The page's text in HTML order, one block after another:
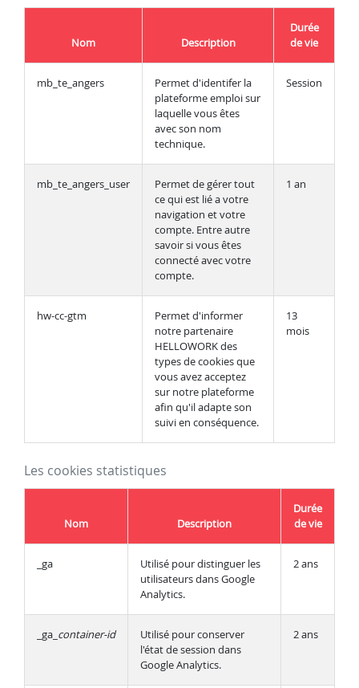
Nom Description
Durée
de vie
mb_te_angers
Permet d'identifer la
plateforme emploi sur
laquelle vous êtes
avec son nom
technique.
Session
mb_te_angers_user
Permet de gérer tout
ce qui est lié a votre
navigation et votre
compte. Entre autre
savoir si vous êtes
connecté avec votre
compte.
1 an
hw-cc-gtm
Permet d'informer
notre partenaire
HELLOWORK des
types de cookies que
vous avez acceptez
sur notre plateforme
afin qu'il adapte son
suivi en conséquence.
13
mois
Les cookies statistiques
Nom Description
Durée
de vie
_ga
Utilisé pour distinguer les
utilisateurs dans Google
Analytics.
2 ans
_ga_ container-id
Utilisé pour conserver
l'état de session dans
Google Analytics.
2 ans